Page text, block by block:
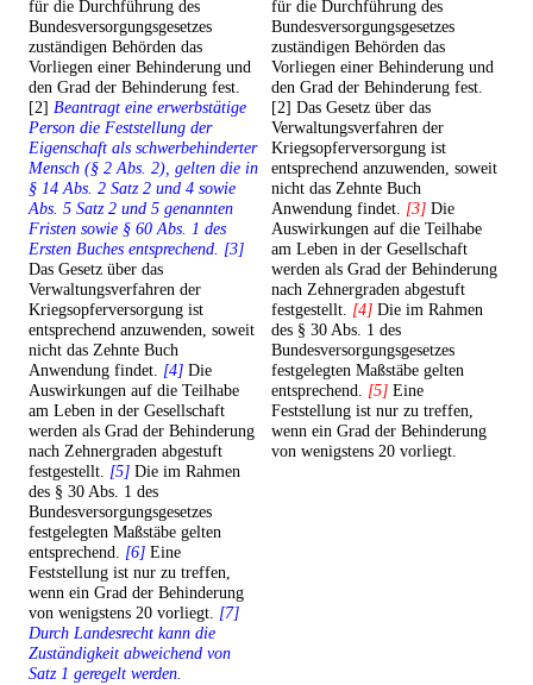
für die Durchführung des
Bundesversorgungsgesetzes
zuständigen Behörden das
Vorliegen einer Behinderung und
den Grad der Behinderung fest.
[2] Beantragt eine erwerbstätige
Person die Feststellung der
Eigenschaft als schwerbehinderter
Mensch (§ 2 Abs. 2), gelten die in
§ 14 Abs. 2 Satz 2 und 4 sowie
Abs. 5 Satz 2 und 5 genannten
Fristen sowie § 60 Abs. 1 des
Ersten Buches entsprechend. [3]
Das Gesetz über das
Verwaltungsverfahren der
Kriegsopferversorgung ist
entsprechend anzuwenden, soweit
nicht das Zehnte Buch
Anwendung findet. [4] Die
Auswirkungen auf die Teilhabe
am Leben in der Gesellschaft
werden als Grad der Behinderung
nach Zehnergraden abgestuft
festgestellt. [5] Die im Rahmen
des § 30 Abs. 1 des
Bundesversorgungsgesetzes
festgelegten Maßstäbe gelten
entsprechend. [6] Eine
Feststellung ist nur zu treffen,
wenn ein Grad der Behinderung
von wenigstens 20 vorliegt. [7]
Durch Landesrecht kann die
Zuständigkeit abweichend von
Satz 1 geregelt werden.
für die Durchführung des
Bundesversorgungsgesetzes
zuständigen Behörden das
Vorliegen einer Behinderung und
den Grad der Behinderung fest.
[2] Das Gesetz über das
Verwaltungsverfahren der
Kriegsopferversorgung ist
entsprechend anzuwenden, soweit
nicht das Zehnte Buch
Anwendung findet. [3] Die
Auswirkungen auf die Teilhabe
am Leben in der Gesellschaft
werden als Grad der Behinderung
nach Zehnergraden abgestuft
festgestellt. [4] Die im Rahmen
des § 30 Abs. 1 des
Bundesversorgungsgesetzes
festgelegten Maßstäbe gelten
entsprechend. [5] Eine
Feststellung ist nur zu treffen,
wenn ein Grad der Behinderung
von wenigstens 20 vorliegt.